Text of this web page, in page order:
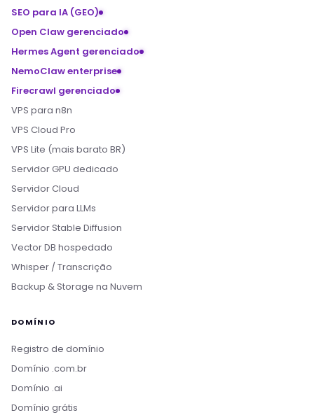
SEO para IA (GEO)
Open Claw gerenciado
Hermes Agent gerenciado
NemoClaw enterprise
Firecrawl gerenciado
VPS para n8n
VPS Cloud Pro
VPS Lite (mais barato BR)
Servidor GPU dedicado
Servidor Cloud
Servidor para LLMs
Servidor Stable Diffusion
Vector DB hospedado
Whisper / Transcrição
Backup & Storage na Nuvem
DOMÍNIO
Registro de domínio
Domínio .com.br
Domínio .ai
Domínio grátis